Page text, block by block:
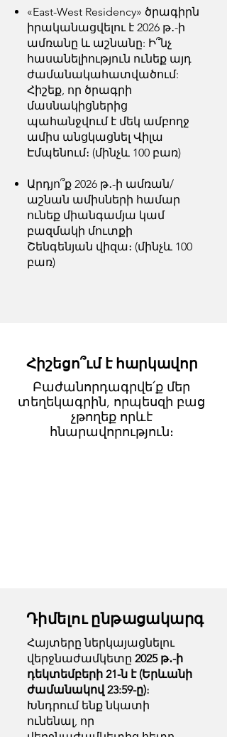
«East-West Residency» ծրագիրն
իրականացվելու է 2026 թ․-ի
ամռանը և աշնանը: Ի՞նչ
հասանելիություն ունեք այդ
ժամանակահատվածում:
Հիշեք, որ ծրագրի
մասնակիցներից
պահանջվում է մեկ ամբողջ
ամիս անցկացնել Վիլա
Էմպենում։ (մինչև 100 բառ)
Արդյո՞ք 2026 թ․-ի ամռան/
աշնան ամիսների համար
ունեք միանգամյա կամ
բազմակի մուտքի
Շենգենյան վիզա։ (մինչև 100
բառ)
Հիշեցո՞ւմ է հարկավոր
Բաժանորդագրվե՛ք մեր
տեղեկագրին, որպեսզի բաց
չթողեք որևէ
հնարավորություն։
Դիմելու ընթացակարգ
Հայտերը ներկայացնելու
վերջնաժամկետը 2025 թ․-ի
դեկտեմբերի 21-ն է (Երևանի
ժամանակով 23:59-ը)։
Խնդրում ենք նկատի
ունենալ, որ